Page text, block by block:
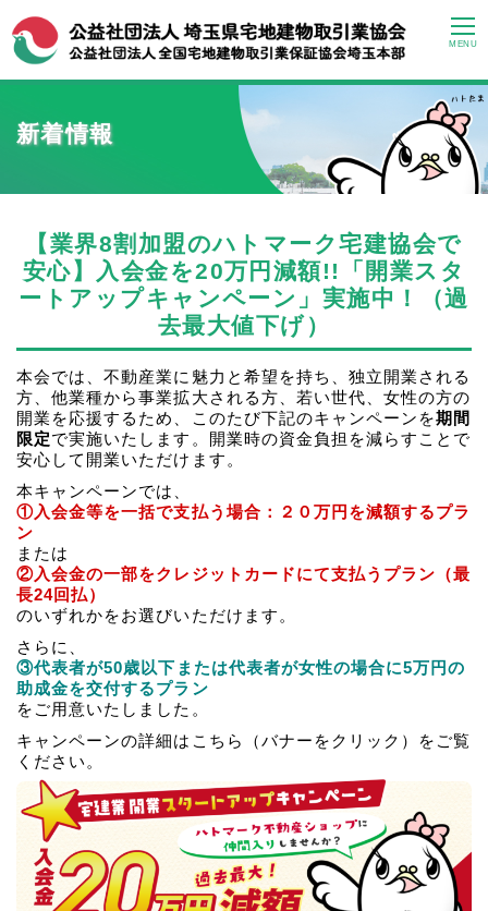
MENU
新着情報
【業界8割加盟のハトマーク宅建協会で
安心】入会金を20万円減額!!「開業スタ
ートアップキャンペーン」実施中！（過
去最大値下げ）
本会では、不動産業に魅力と希望を持ち、独立開業される
方、他業種から事業拡大される方、若い世代、女性の方の
開業を応援するため、このたび下記のキャンペーンを期間
限定で実施いたします。開業時の資金負担を減らすことで
安心して開業いただけます。
本キャンペーンでは、
①入会金等を一括で支払う場合：２０万円を減額するプラ
ン
または
②入会金の一部をクレジットカードにて支払うプラン（最
長24回払）
のいずれかをお選びいただけます。
さらに、
③代表者が50歳以下または代表者が女性の場合に5万円の
助成金を交付するプラン
をご用意いたしました。
キャンペーンの詳細はこちら（バナーをクリック）をご覧
ください。